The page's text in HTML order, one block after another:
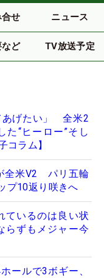
せ ニュース
ど TV放送予定
あげたい」 全米2
た“ヒーロー”そし
コラム】
全米V2 パリ五輪
プ10返り咲きへ
ているのは良い状
ずもメジャー今
ールで3ボギー、